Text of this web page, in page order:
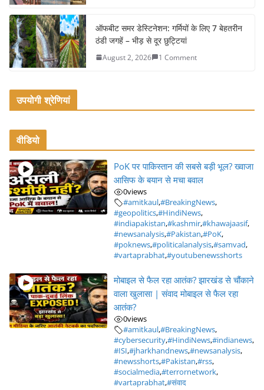
ऑफबीट समर डेस्टिनेशन: गर्मियों के लिए 7 बेहतरीन
ठंडी जगहें – भीड़ से दूर छुट्टियां
August 2, 2026 1 Comment
उपयोगी श्रेणियां
वीडियो
PoK पर पाकिस्तान की सबसे बड़ी भूल? ख्वाजा
आसिफ के बयान से मचा बवाल
0views
#amitkaul,#BreakingNews,
#geopolitics,#HindiNews,
#indiapakistan,#kashmir,#khawajaasif,
#newsanalysis,#Pakistan,#PoK,
#poknews,#politicalanalysis,#samvad,
#vartaprabhat,#youtubenewsshorts
मोबाइल से फैल रहा आतंक? झारखंड से चौंकाने
वाला खुलासा | संवाद मोबाइल से फैल रहा
आतंक?
0views
#amitkaul,#BreakingNews,
#cybersecurity,#HindiNews,#indianews,
#ISI,#jharkhandnews,#newsanalysis,
#newsshorts,#Pakistan,#rss,
#socialmedia,#terrornetwork,
#vartaprabhat,#संवाद